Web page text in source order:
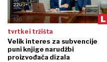
tvrtke i tržišta
Velik interes za subvencije
puni knjige narudžbi
proizvođača dizala